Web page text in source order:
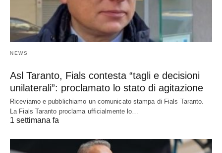
NEWS
Asl Taranto, Fials contesta “tagli e decisioni
unilaterali”: proclamato lo stato di agitazione
Riceviamo e pubblichiamo un comunicato stampa di Fials Taranto.
La Fials Taranto proclama ufficialmente lo…
1 settimana fa